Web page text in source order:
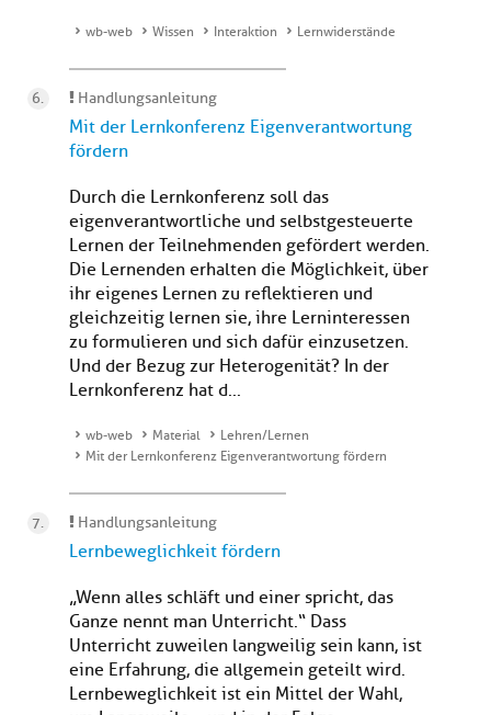
wb-web Wissen Interaktion Lernwiderstände
Handlungsanleitung
Mit der Lernkonferenz Eigenverantwortung
fördern
Durch die Lernkonferenz soll das
eigenverantwortliche und selbstgesteuerte
Lernen der Teilnehmenden gefördert werden.
Die Lernenden erhalten die Möglichkeit, über
ihr eigenes Lernen zu reflektieren und
gleichzeitig lernen sie, ihre Lerninteressen
zu formulieren und sich dafür einzusetzen.
Und der Bezug zur Heterogenität? In der
Lernkonferenz hat d...
wb-web Material
Lehren/Lernen
Mit der Lernkonferenz Eigenverantwortung fördern
Handlungsanleitung
Lernbeweglichkeit fördern
„Wenn alles schläft und einer spricht, das
Ganze nennt man Unterricht.“ Dass
Unterricht zuweilen langweilig sein kann, ist
eine Erfahrung, die allgemein geteilt wird.
Lernbeweglichkeit ist ein Mittel der Wahl,